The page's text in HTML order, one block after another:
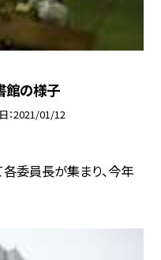
館の様子
2021/01/12
委員長が集まり、今年